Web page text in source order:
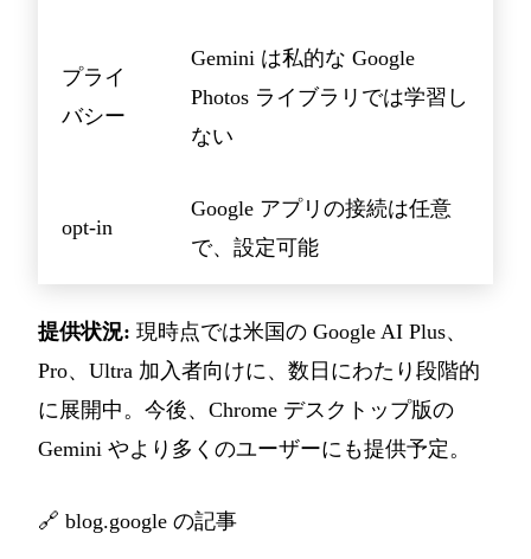
プライ
バシー
Gemini は私的な Google
Photos ライブラリでは学習し
ない
opt-in
Google アプリの接続は任意
で、設定可能
提供状況: 現時点では米国の Google AI Plus、
Pro、Ultra 加入者向けに、数日にわたり段階的
に展開中。今後、Chrome デスクトップ版の
Gemini やより多くのユーザーにも提供予定。
🔗 blog.google の記事